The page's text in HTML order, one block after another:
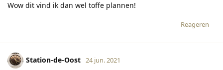
Wow dit vind ik dan wel toffe plannen!
Reageren
Station-de-Oost 24 jun. 2021